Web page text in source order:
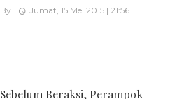
By Jumat, 15 Mei 2015 | 21:56
Sebelum Beraksi, Perampok